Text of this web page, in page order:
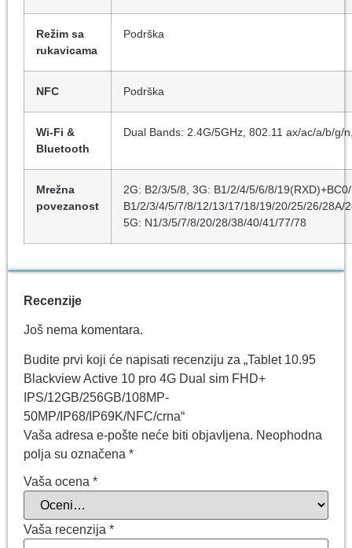
Režim sa
rukavicama
Podrška
NFC Podrška
Wi-Fi &
Bluetooth
Dual Bands: 2.4G/5GHz, 802.11 ax/ac/a/b/g/
Mrežna
povezanost
2G: B2/3/5/8, 3G: B1/2/4/5/6/8/
B1/2/3/4/5/7/8/12/13/17/18/19/20/25/26/28A/
5G: N1/3/5/7/8/20/28/38/40/41/77/78
Recenzije
Još nema komentara.
Budite prvi koji će napisati recenziju za „Tablet 10.95
Blackview Active 10 pro 4G Dual sim FHD+
IPS/12GB/256GB/108MP-
50MP/IP68/IP69K/NFC/crna“
Vaša adresa e-pošte neće biti objavljena. Neophodna
polja su označena *
Vaša ocena *
Vaša recenzija *